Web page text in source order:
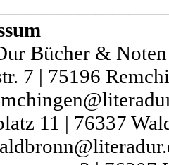
Bücher &
7 | 75196
11 | 76337